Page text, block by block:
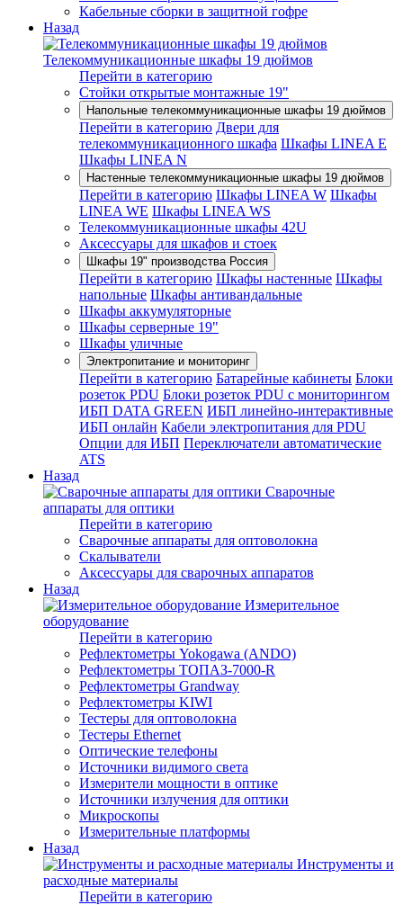
Кабельные сборки в защитной гофре
Назад
Телекоммуникационные шкафы 19 дюймов
Перейти в категорию
Стойки открытые монтажные 19"
Напольные телекоммуникационные шкафы 19 дюймов
Перейти в категорию Двери для
телекоммуникационного шкафа Шкафы LINEA E
Шкафы LINEA N
Настенные телекоммуникационные шкафы 19 дюймов
Перейти в категорию Шкафы LINEA W Шкафы
LINEA WE Шкафы LINEA WS
Телекоммуникационные шкафы 42U
Аксессуары для шкафов и стоек
Шкафы 19" производства Россия
Перейти в категорию Шкафы настенные Шкафы
напольные Шкафы антивандальные
Шкафы аккумуляторные
Шкафы серверные 19"
Шкафы уличные
Электропитание и мониторинг
Перейти в категорию Батарейные кабинеты Блоки
розеток PDU Блоки розеток PDU с мониторингом
ИБП DATA GREEN ИБП линейно-интерактивные
ИБП онлайн Кабели электропитания для PDU
Опции для ИБП Переключатели автоматические
ATS
Назад
Сварочные
аппараты для оптики
Перейти в категорию
Сварочные аппараты для оптоволокна
Скалыватели
Аксессуары для сварочных аппаратов
Назад
Измерительное
оборудование
Перейти в категорию
Рефлектометры Yokogawa (ANDO)
Рефлектометры ТОПАЗ-7000-R
Рефлектометры Grandway
Рефлектометры KIWI
Тестеры для оптоволокна
Тестеры Ethernet
Оптические телефоны
Источники видимого света
Измерители мощности в оптике
Источники излучения для оптики
Микроскопы
Измерительные платформы
Назад
Инструменты и
расходные материалы
Перейти в категорию